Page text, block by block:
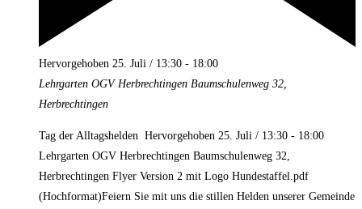
Hervorgehoben 25. Juli / 13:30 - 18:00
Lehrgarten OGV Herbrechtingen Baumschulenweg 32,
Herbrechtingen
Tag der Alltagshelden Hervorgehoben 25. Juli / 13:30 - 18:00
Lehrgarten OGV Herbrechtingen Baumschulenweg 32,
Herbrechtingen Flyer Version 2 mit Logo Hundestaffel.pdf
(Hochformat)Feiern Sie mit uns die stillen Helden unserer Gemeinde